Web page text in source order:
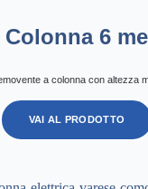
Colonna 6
a colonna con altezza
VAI AL PRODOTTO